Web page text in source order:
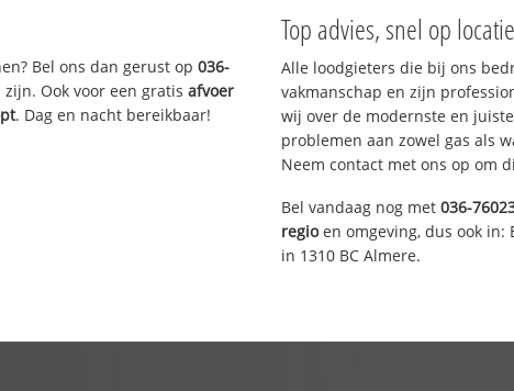
Bel ons dan gerust op036-
Ook voor een gratisafvoer
. Dag en nacht bereikbaar!
Top advies, snel op
Alle loodgieters die bij ons
vakmanschap en zijn
wij over de modernste en
problemen aan zowel gas als
Neem contact met ons op om
Bel vandaag nog met 036-
regioen omgeving, dus ook in:
in 1310 BC Almere.